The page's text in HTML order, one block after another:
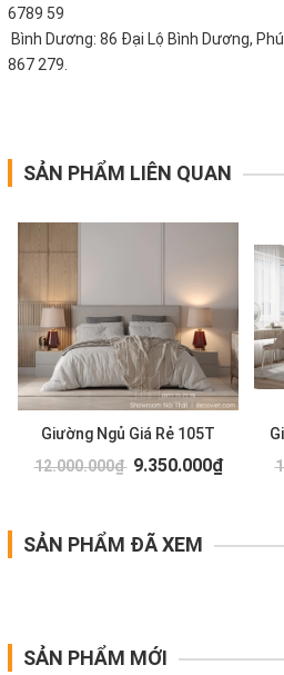
6789 59
Bình Dương: 86 Đại Lộ Bình Dương,
867 279.
SẢN PHẨM LIÊN QUAN
Giường Ngủ Giá Rẻ 105T
12.000.000₫ 9.350.000₫
SẢN PHẨM ĐÃ XEM
SẢN PHẨM MỚI